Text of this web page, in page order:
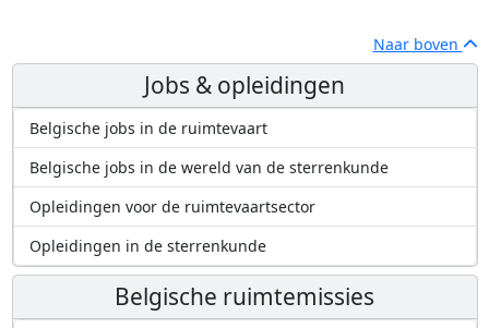
Naar boven
Jobs & opleidingen
Belgische jobs in de ruimtevaart
Belgische jobs in de wereld van de sterrenkunde
Opleidingen voor de ruimtevaartsector
Opleidingen in de sterrenkunde
Belgische ruimtemissies